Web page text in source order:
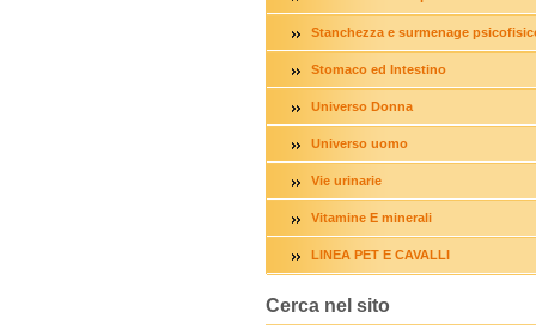
Stanchezza e surmenage
Stomaco ed Intestino
Universo Donna
Universo uomo
Vie urinarie
Vitamine E minerali
LINEA PET E CAVALLI
Cerca nel sito